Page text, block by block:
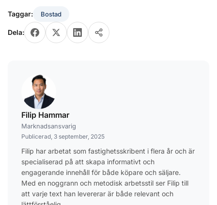
Taggar: Bostad
Dela:
Filip Hammar
Marknadsansvarig
Publicerad, 3 september, 2025
Filip har arbetat som fastighetsskribent i flera år och är
specialiserad på att skapa informativt och
engagerande innehåll för både köpare och säljare.
Med en noggrann och metodisk arbetsstil ser Filip till
att varje text han levererar är både relevant och